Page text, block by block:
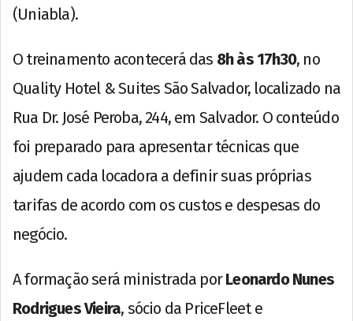
(Uniabla).
O treinamento acontecerá das 8h às 17h30, no
Quality Hotel & Suites São Salvador, localizado na
Rua Dr. José Peroba, 244, em Salvador. O conteúdo
foi preparado para apresentar técnicas que
ajudem cada locadora a definir suas próprias
tarifas de acordo com os custos e despesas do
negócio.
A formação será ministrada porLeonardo Nunes
Rodrigues Vieira, sócio da PriceFleet e